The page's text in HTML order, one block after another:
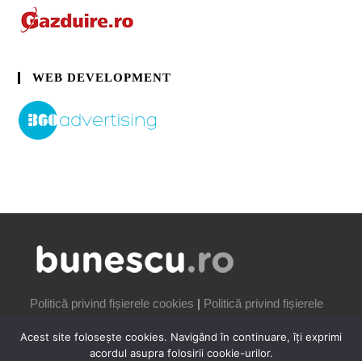
WEB DEVELOPMENT
Politică privind fișierele cookies | Politică privind fișierele
Acest site folosește cookies. Navigând în continuare, îți exprimi
acordul asupra folosirii cookie-urilor.